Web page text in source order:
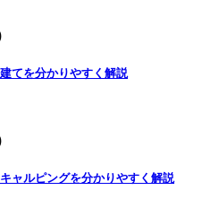
てを分かりやすく解説
ャルピングを分かりやすく解説